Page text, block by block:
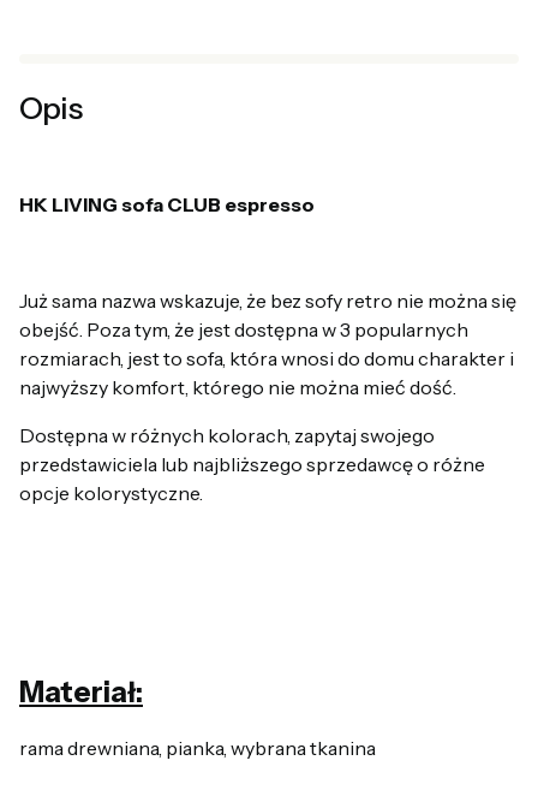
Opis
HK LIVING sofa CLUB espresso
Już sama nazwa wskazuje, że bez sofy retro nie można się
obejść. Poza tym, że jest dostępna w 3 popularnych
rozmiarach, jest to sofa, która wnosi do domu charakter i
najwyższy komfort, którego nie można mieć dość.
Dostępna w różnych kolorach, zapytaj swojego
przedstawiciela lub najbliższego sprzedawcę o różne
opcje kolorystyczne.
Materiał:
rama drewniana, pianka, wybrana tkanina